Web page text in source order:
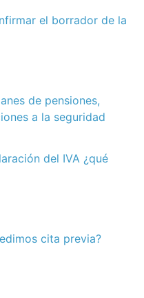
el borrador de la
de pensiones,
a la seguridad
del IVA ¿qué
cita previa?